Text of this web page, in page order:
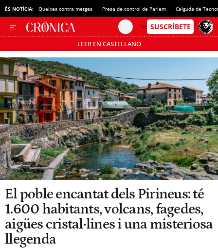
ÉS NOTÍCIA: Queixes contra metges Presa de control de Parlem Caiguda de
LEER EN CASTELLANO
Passa’t al mode estalvi
El poble encantat dels Pirineus: té
1.600 habitants, volcans, fagedes,
aigües cristal·lines i una misteriosa
llegenda